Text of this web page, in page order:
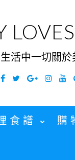
活中一切關於
Facebook
TwitterGoogle
食譜 購